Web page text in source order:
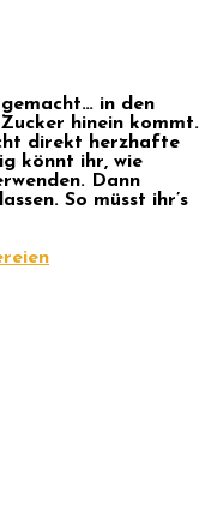
in den
hinein kommt.
direkt herzhafte
könnt ihr, wie
Dann
So müsst ihr’s